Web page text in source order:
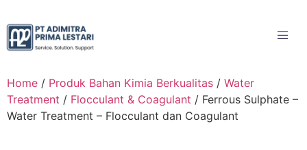
Home / Produk Bahan Kimia Berkualitas / Water
Treatment / Flocculant & Coagulant / Ferrous Sulphate –
Water Treatment – Flocculant dan Coagulant